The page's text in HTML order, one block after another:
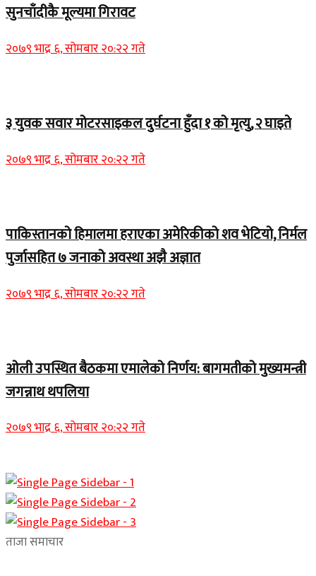
सुनचाँदीकै मूल्यमा गिरावट
२०७९ भाद्र ६, सोमबार २०:२२ गते
३ युवक सवार मोटरसाइकल दुर्घटना हुँदा १ को मृत्यु, २ घाइते
२०७९ भाद्र ६, सोमबार २०:२२ गते
पाकिस्तानको हिमालमा हराएका अमेरिकीको शव भेटियो, निर्मल
पुर्जासहित ७ जनाको अवस्था अझै अज्ञात
२०७९ भाद्र ६, सोमबार २०:२२ गते
ओली उपस्थित बैठकमा एमालेको निर्णय: बागमतीको मुख्यमन्त्री
जगन्नाथ थपलिया
२०७९ भाद्र ६, सोमबार २०:२२ गते
ताजा समाचार